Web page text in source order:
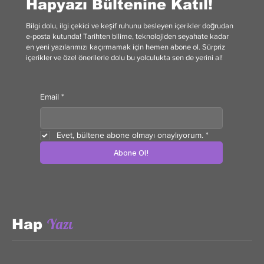
Hapyazı Bültenine Katıl!
Email *
Evet, bültene abone olmayı onaylıyorum. *
Abone Ol!
Bilgi dolu, ilgi çekici ve keşif ruhunu besleyen içerikler doğrudan
e-posta kutunda! Tarihten bilime, teknolojiden seyahate kadar
en yeni yazılarımızı kaçırmamak için hemen abone ol. Sürpriz
içerikler ve özel önerilerle dolu bu yolculukta sen de yerini al!
Hap Yazı